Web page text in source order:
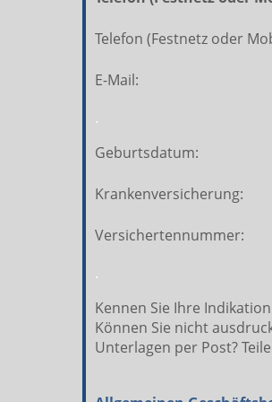
Telefon (Festnetz oder
E-Mail:
.
Geburtsdatum:
Krankenversicherung:
Versichertennummer:
.
Kennen Sie Ihre
Können Sie nicht
Unterlagen per Post?